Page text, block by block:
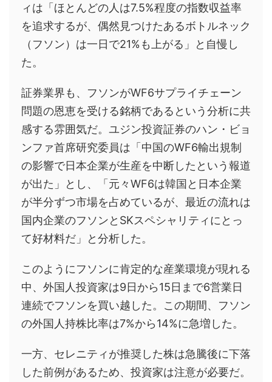
ィは「ほとんどの人は7.5%程度の指数収益率
を追求するが、偶然見つけたあるボトルネック
（フソン）は一日で21%も上がる」と自慢し
た。
証券業界も、フソンがWF6サプライチェーン
問題の恩恵を受ける銘柄であるという分析に共
感する雰囲気だ。ユジン投資証券のハン・ビョ
ンファ首席研究委員は「中国のWF6輸出規制
の影響で日本企業が生産を中断したという報道
が出た」とし、「元々WF6は韓国と日本企業
が半分ずつ市場を占めているが、最近の流れは
国内企業のフソンとSKスペシャリティにとっ
て好材料だ」と分析した。
このようにフソンに肯定的な産業環境が現れる
中、外国人投資家は9日から15日まで6営業日
連続でフソンを買い越した。この期間、フソン
の外国人持株比率は7%から14%に急増した。
一方、セレニティが推奨した株は急騰後に下落
した前例があるため、投資家は注意が必要だ。